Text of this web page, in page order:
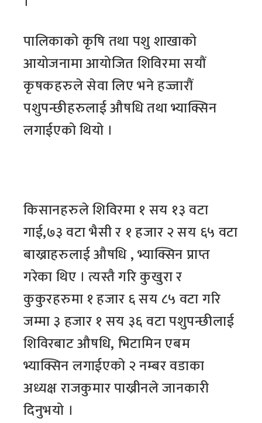
पालिकाको कृषि तथा पशु शाखाको
आयोजनामा आयोजित शिविरमा सयौं
कृषकहरुले सेवा लिए भने हज्जारौं
पशुपन्छीहरुलाई औषधि तथा भ्याक्सिन
लगाईएको थियो ।
किसानहरुले शिविरमा १ सय १३ वटा
गाई,७३ वटा भैसी र १ हजार २ सय ६५ वटा
बाख्राहरुलाई औषधि , भ्याक्सिन प्राप्त
गरेका थिए । त्यस्तै गरि कुखुरा र
कुकुरहरुमा १ हजार ६ सय ८५ वटा गरि
जम्मा ३ हजार १ सय ३६ वटा पशुपन्छीलाई
शिविरबाट औषधि, भिटामिन एबम
भ्याक्सिन लगाईएको २ नम्बर वडाका
अध्यक्ष राजकुमार पाख्रीनले जानकारी
दिनुभयो ।